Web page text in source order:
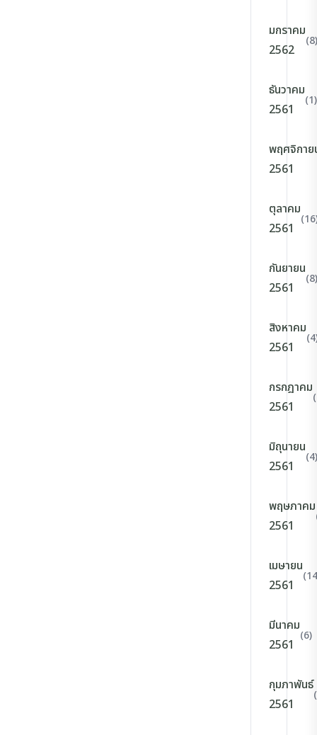
มกราคม
2562
(8)
ธันวาคม
2561
(1)
พฤศจิกาย
2561
ตุลาคม
2561
กันยายน
2561
(8)
สิงหาคม
2561
กรกฎาคม
2561
มิถุนายน
2561
(4)
พฤษภาคม
2561
เมษายน
2561
มีนาคม
2561
(6)
กุมภาพันธ์
2561